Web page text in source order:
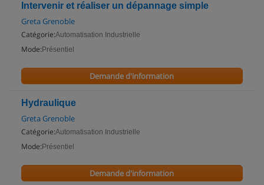
Intervenir et réaliser un dépannage simple
Greta Grenoble
Catégorie:Automatisation Industrielle
Mode: Présentiel
Demande d'information
Hydraulique
Greta Grenoble
Catégorie:Automatisation Industrielle
Mode: Présentiel
Demande d'information